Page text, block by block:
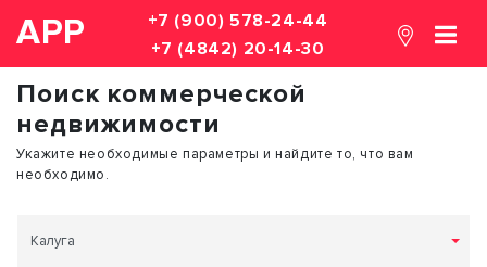
АРР
+7 (900) 578-24-44
+7 (4842) 20-14-30
Поиск коммерческой
недвижимости
Укажите необходимые параметры и найдите то, что вам
необходимо.
Калуга